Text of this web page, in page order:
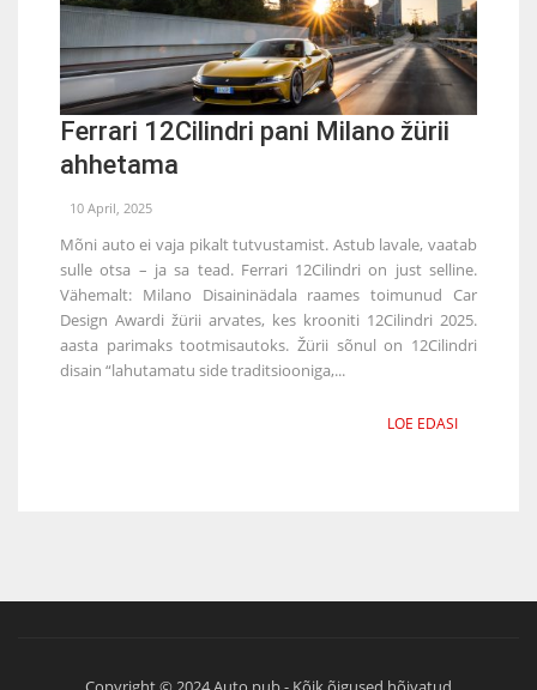
Ferrari 12Cilindri pani Milano žürii
ahhetama
10 April, 2025
Mõni auto ei vaja pikalt tutvustamist. Astub lavale, vaatab
sulle otsa – ja sa tead. Ferrari 12Cilindri on just selline.
Vähemalt: Milano Disaininädala raames toimunud Car
Design Awardi žürii arvates, kes krooniti 12Cilindri 2025.
aasta parimaks tootmisautoks. Žürii sõnul on 12Cilindri
disain “lahutamatu side traditsiooniga,...
LOE EDASI